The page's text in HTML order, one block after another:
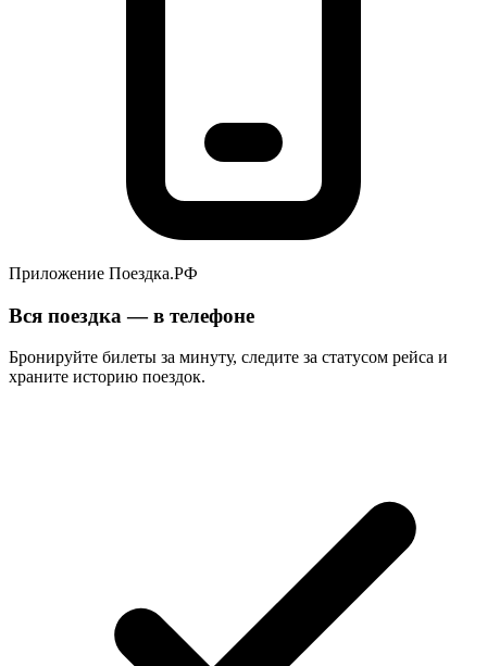
Приложение Поездка.РФ
Вся поездка — в телефоне
Бронируйте билеты за минуту, следите за статусом рейса и
храните историю поездок.